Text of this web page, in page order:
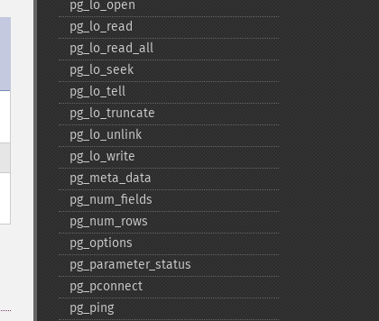
pg_​lo_​open
pg_​lo_​read
pg_​lo_​read_​all
pg_​lo_​seek
pg_​lo_​tell
pg_​lo_​truncate
pg_​lo_​unlink
pg_​lo_​write
pg_​meta_​data
pg_​num_​fields
pg_​num_​rows
pg_​options
pg_​parameter_​status
pg_​pconnect
pg_​ping